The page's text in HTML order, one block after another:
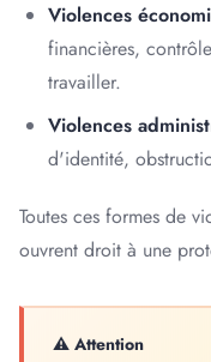
Violences
financières,
travailler.
Violences
d'identité,
Toutes ces formes de
ouvrent droit à une
⚠ Attention